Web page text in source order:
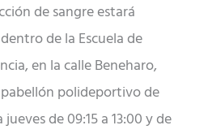
de sangre estará
de la Escuela de
en la calle Beneharo,
polideportivo de
de 09:15 a 13:00 y de